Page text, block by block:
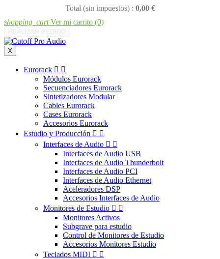
Total (sin impuestos) : 0,00 €
shopping_cart Ver mi carrito (0)
X
Eurorack  
Módulos Eurorack
Secuenciadores Eurorack
Sintetizadores Modular
Cables Eurorack
Cases Eurorack
Accesorios Eurorack
Estudio y Producción  
Interfaces de Audio  
Interfaces de Audio USB
Interfaces de Audio Thunderbolt
Interfaces de Audio PCI
Interfaces de Audio Ethernet
Aceleradores DSP
Accesorios Interfaces de Audio
Monitores de Estudio  
Monitores Activos
Subgrave para estudio
Control de Monitores de Estudio
Accesorios Monitores Estudio
Teclados MIDI  